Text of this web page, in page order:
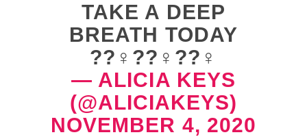
TAKE A DEEP
BREATH TODAY
??‍♀️??‍♀️??‍♀️
— ALICIA KEYS
(@ALICIAKEYS)
NOVEMBER 4, 2020